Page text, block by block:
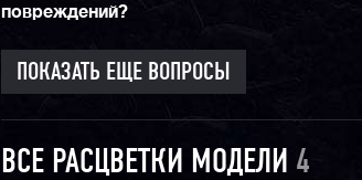
повреждений?
ПОКАЗАТЬ ЕЩЕ ВОПРОСЫ
ВСЕ РАСЦВЕТКИ МОДЕЛИ 4